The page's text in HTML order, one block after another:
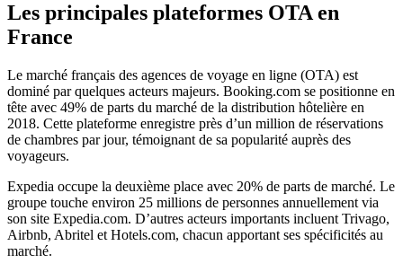
Les principales plateformes OTA en
France
Le marché français des agences de voyage en ligne (OTA) est
dominé par quelques acteurs majeurs. Booking.com se positionne en
tête avec 49% de parts du marché de la distribution hôtelière en
2018. Cette plateforme enregistre près d’un million de réservations
de chambres par jour, témoignant de sa popularité auprès des
voyageurs.
Expedia occupe la deuxième place avec 20% de parts de marché. Le
groupe touche environ 25 millions de personnes annuellement via
son site Expedia.com. D’autres acteurs importants incluent Trivago,
Airbnb, Abritel et Hotels.com, chacun apportant ses spécificités au
marché.